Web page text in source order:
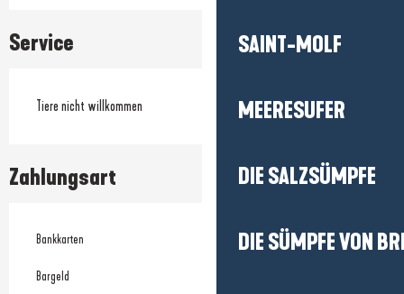
SAINT-MOLF
MEERESUFER
DIE SALZSÜMPFE
DIE SÜMPFE VON
Service
Tiere nicht willkommen
Zahlungsart
Bankkarten
Bargeld